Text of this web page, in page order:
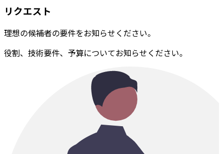
リクエスト
理想の候補者の要件をお知らせください。
役割、技術要件、予算についてお知らせください。